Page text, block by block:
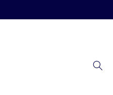
al contenido